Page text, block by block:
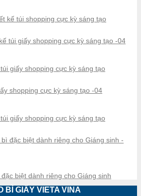
kế túi shopping cực kỳ sáng tạo
giấy shopping cực kỳ sáng tạo
giấy shopping cực kỳ sáng tạo
biệt dành riêng cho Giáng sinh
BÌ GIẤY VIETA VINA